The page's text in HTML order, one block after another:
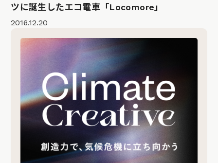
ツに誕生したエコ電車「Locomore」
2016.12.20